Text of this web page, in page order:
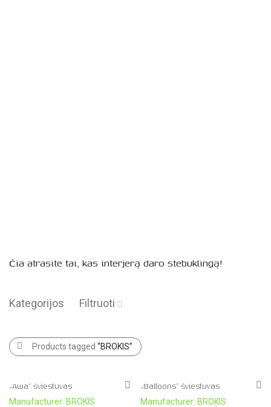
Čia atrasite tai, kas interjerą daro stebuklingą!
Kategorijos Filtruoti
Products tagged “BROKIS”
„Awa” šviestuvas
Manufacturer: BROKIS
„Balloons” šviestuvas
Manufacturer: BROKIS